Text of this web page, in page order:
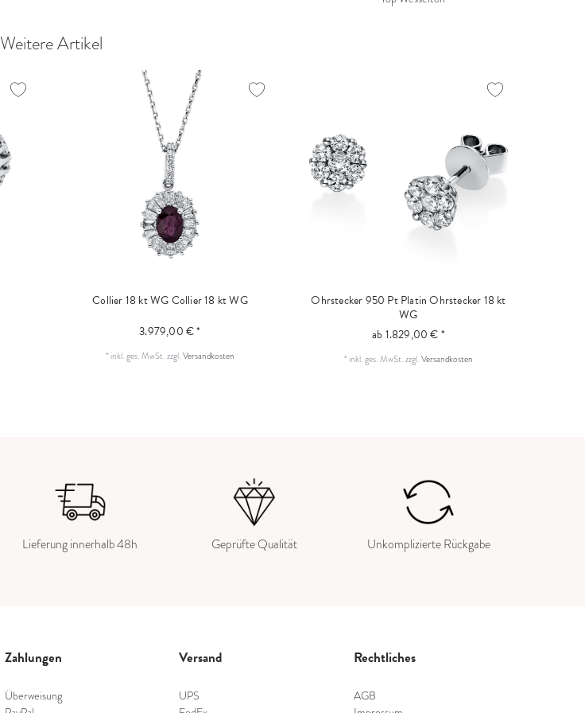
Weitere Artikel
Collier 18 kt WGCollier 18 kt WG
3.979,00 € *
* inkl. ges. MwSt.zzgl.Versandkosten
Ohrstecker 950 Pt Platin Ohrstecker 18 kt
WG
ab 1.829,00 € *
* inkl. ges. MwSt.zzgl.Versandkosten
Lieferung innerhalb 48h Geprüfte Qualität Unkomplizierte Rückgabe
Zahlungen
Überweisung
Versand
UPS
Rechtliches
AGB